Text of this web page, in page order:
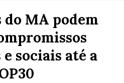
MA podem
sociais até a